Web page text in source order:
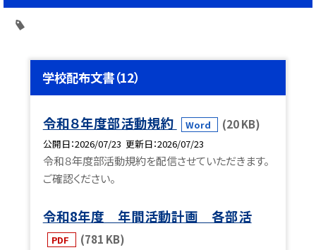
学校配布文書（12）
令和８年度部活動規約 Word (20 KB)
公開日 2026/07/23 更新日 2026/07/23
令和８年度部活動規約を配信させていただきます。
ご確認ください。
令和8年度 年間活動計画 各部活
PDF (781 KB)